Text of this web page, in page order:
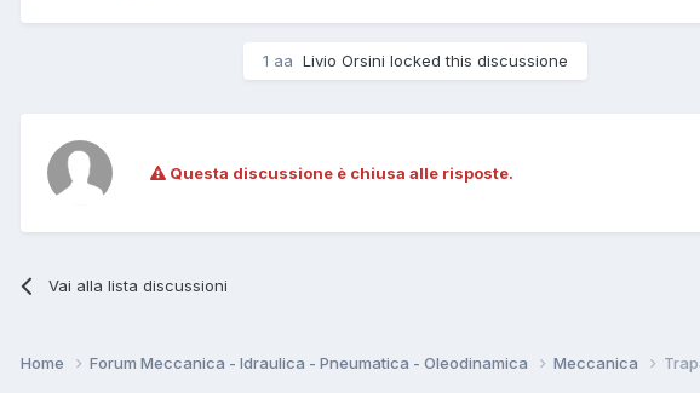
1 aa Livio Orsini locked this discussione
Questa discussione è chiusa alle risposte.
Vai alla lista discussioni
Home Forum Meccanica - Idraulica - Pneumatica - Oleodinamica Meccanica